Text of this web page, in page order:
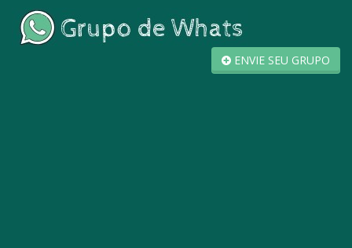
ENVIE SEU GRUPO